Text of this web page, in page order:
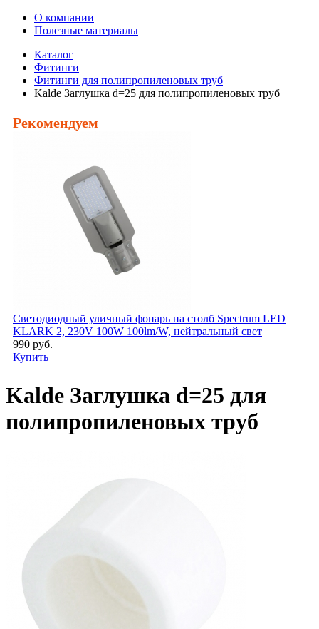
О компании
Полезные материалы
Каталог
Фитинги
Фитинги для полипропиленовых труб
Kalde Заглушка d=25 для полипропиленовых труб
Рекомендуем
Светодиодный уличный фонарь на столб Spectrum LED
KLARK 2, 230V 100W 100lm/W, нейтральный свет
990 руб.
Купить
Kalde Заглушка d=25 для
полипропиленовых труб